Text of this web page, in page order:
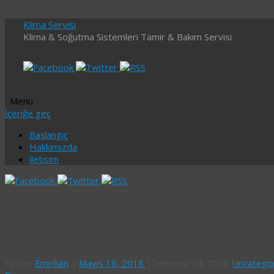
Klima Servisi
Klima & Soğutma Sistemleri Tamir & Bakım Servisi
Menü
İçeriğe geç
Başlangıç
Hakkımızda
iletisim
Emirhan Mayıs 18, 2018